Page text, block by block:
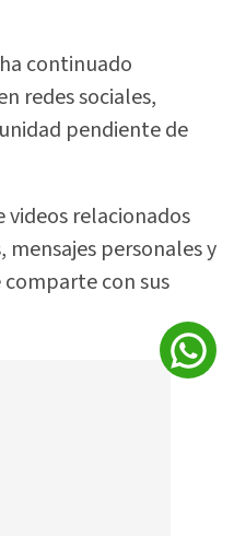
continuado
redes sociales,
pendiente de
relacionados
personales y
con sus